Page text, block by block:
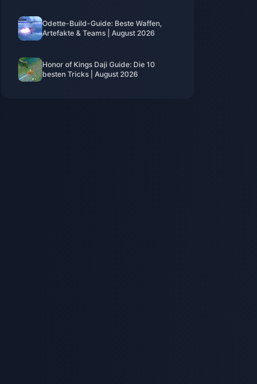
Odette-Build-Guide: Beste Waffen,
Artefakte & Teams | August 2026
Honor of Kings Daji Guide: Die 10
besten Tricks | August 2026